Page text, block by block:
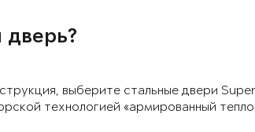
выберите стальные двери
технологией «армированный